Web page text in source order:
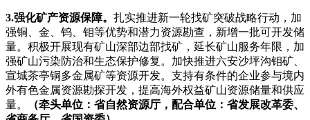
3.强化矿产资源保障。 扎实推进新一轮找矿突破战略行动，加
强铜、金、钨、钼等优势和潜力资源勘查，新增一批可开发储
量。积极开展现有矿山深部边部找矿，延长矿山服务年限，加
强矿山污染防治和生态保护修复。加快推进六安沙坪沟钼矿、
宣城茶亭铜多金属矿等资源开发。支持有条件的企业参与境内
外有色金属资源勘探开发，提高海外权益矿山资源储量和供应
量。
（牵头单位：省自然资源厅，配合单位：省发展改革委、